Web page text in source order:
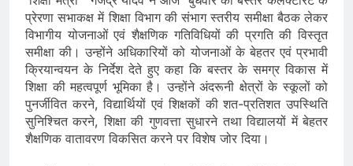
प्रेरणा सभाकक्ष में शिक्षा विभाग की संभाग स्तरीय समीक्षा बैठक लेकर
विभागीय योजनाओं एवं शैक्षणिक गतिविधियों की प्रगति की विस्तृत
समीक्षा की। उन्होंने अधिकारियों को योजनाओं के बेहतर एवं प्रभावी
क्रियान्वयन के निर्देश देते हुए कहा कि बस्तर के समग्र विकास में
शिक्षा की महत्वपूर्ण भूमिका है। उन्होंने अंदरूनी क्षेत्रों के स्कूलों को
पुनर्जीवित करने, विद्यार्थियों एवं शिक्षकों की शत-प्रतिशत उपस्थिति
सुनिश्चित करने, शिक्षा की गुणवत्ता सुधारने तथा विद्यालयों में बेहतर
शैक्षणिक वातावरण विकसित करने पर विशेष जोर दिया।